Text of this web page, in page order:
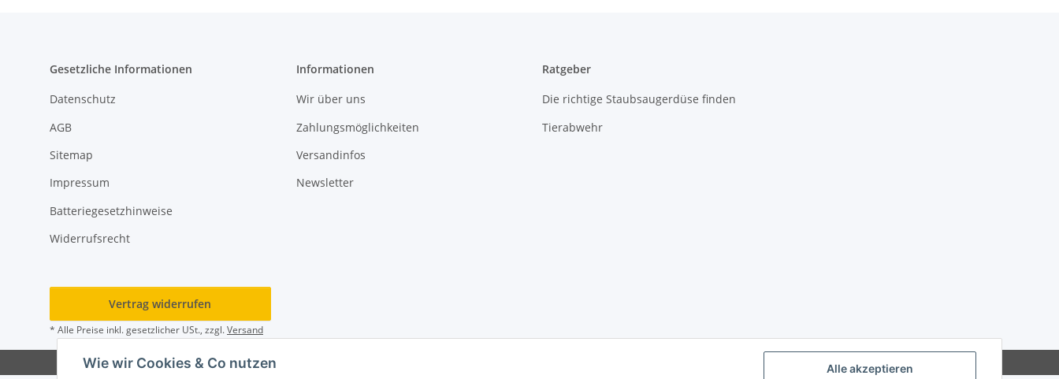
Alle akzeptieren
Wie wir Cookies & Co nutzen
Gesetzliche Informationen
Datenschutz
AGB
Sitemap
Impressum
Batteriegesetzhinweise
Widerrufsrecht
Informationen
Wir über uns
Zahlungsmöglichkeiten
Versandinfos
Newsletter
Ratgeber
Die richtige Staubsaugerdüse finden
Tierabwehr
Vertrag widerrufen
* Alle Preise inkl. gesetzlicher USt., zzgl.Versand